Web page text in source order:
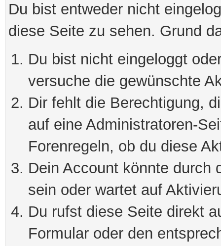
Du bist entweder nicht
diese Seite zu sehen. Grund
Du bist nicht eingeloggt
versuche die gewünschte
Dir fehlt die Berechtigung,
auf eine Administratoren-
Forenregeln, ob du diese
Dein Account könnte durch
sein oder wartet auf
Du rufst diese Seite direkt
Formular oder den